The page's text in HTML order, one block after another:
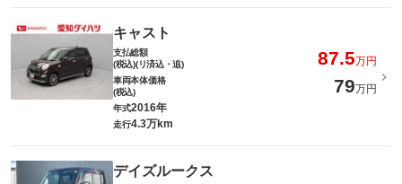
キャスト
支払総額
(税込)(リ済込・追)
87.5万円
車両本体価格
(税込)
79万円
年式2016年
走行4.3万km
デイズルークス